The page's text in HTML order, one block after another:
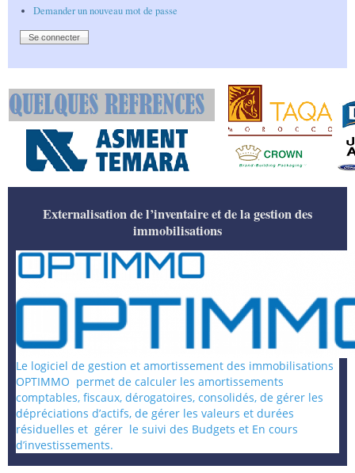
Demander un nouveau mot de passe
Externalisation de l’inventaire et de la gestion des
immobilisations
Le logiciel de gestion et amortissement des immobilisations
OPTIMMO permet de calculer les amortissements
comptables, fiscaux, dérogatoires, consolidés, de gérer les
dépréciations d’actifs, de gérer les valeurs et durées
résiduelles et gérer le suivi des Budgets et En cours
d’investissements.